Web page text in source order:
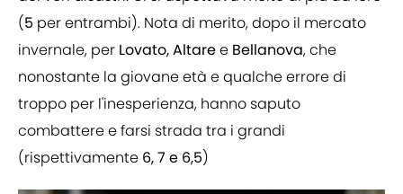
(5 per entrambi). Nota di merito, dopo il mercato
invernale, per Lovato, Altaree Bellanova, che
nonostante la giovane età e qualche errore di
troppo per l'inesperienza, hanno saputo
combattere e farsi strada tra i grandi
(rispettivamente 6, 7 e 6,5)